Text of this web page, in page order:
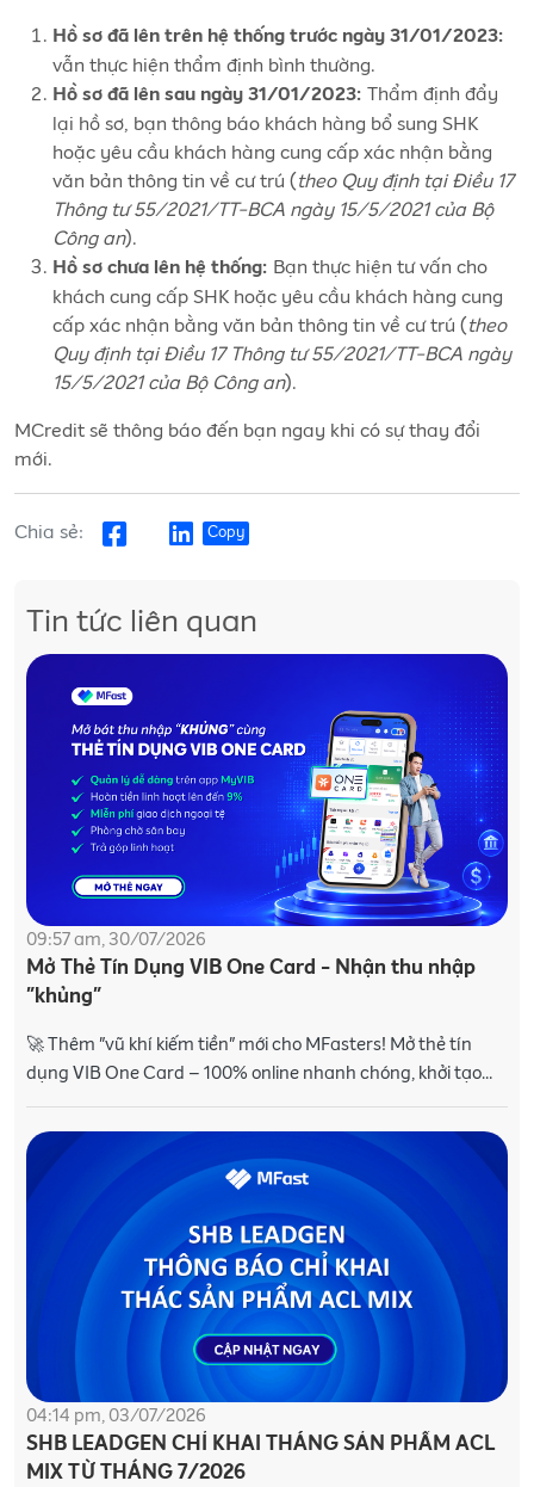
Hồ sơ đã lên trên hệ thống trước ngày 31/01/2023:
vẫn thực hiện thẩm định bình thường.
Hồ sơ đã lên sau ngày 31/01/2023: Thẩm định đẩy
lại hồ sơ, bạn thông báo khách hàng bổ sung SHK
hoặc yêu cầu khách hàng cung cấp xác nhận bằng
văn bản thông tin về cư trú ( theo Quy định tại Điều 17
Thông tư 55/2021/TT-BCA ngày 15/5/2021 của Bộ
Công an).
Hồ sơ chưa lên hệ thống: Bạn thực hiện tư vấn cho
khách cung cấp SHK hoặc yêu cầu khách hàng cung
cấp xác nhận bằng văn bản thông tin về cư trú ( theo
Quy định tại Điều 17 Thông tư 55/2021/TT-BCA ngày
15/5/2021 của Bộ Công an).
MCredit sẽ thông báo đến bạn ngay khi có sự thay đổi
mới.
Chia sẻ: Copy
Tin tức liên quan
09:57 am, 30/07/2026
Mở Thẻ Tín Dụng VIB One Card - Nhận thu nhập
"khủng"
🚀 Thêm "vũ khí kiếm tiền" mới cho MFasters! Mở thẻ tín
dụng VIB One Card – 100% online nhanh chóng, khởi tạo
04:14 pm, 03/07/2026
SHB LEADGEN CHỈ KHAI THÁNG SẢN PHẨM ACL
MIX TỪ THÁNG 7/2026